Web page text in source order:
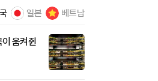
일본 베트남
움켜쥔